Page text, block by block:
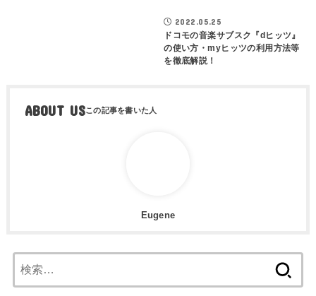
2022.05.25
ドコモの音楽サブスク『dヒッツ』
の使い方・myヒッツの利用方法等
を徹底解説！
ABOUT US
Eugene
索: